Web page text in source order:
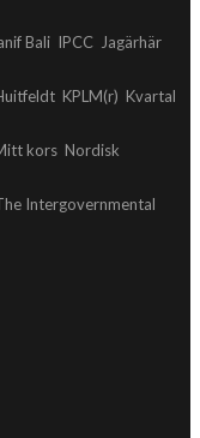
Bali IPCC Jagärhär
KPLM(r) Kvartal
kors Nordisk
Intergovernmental